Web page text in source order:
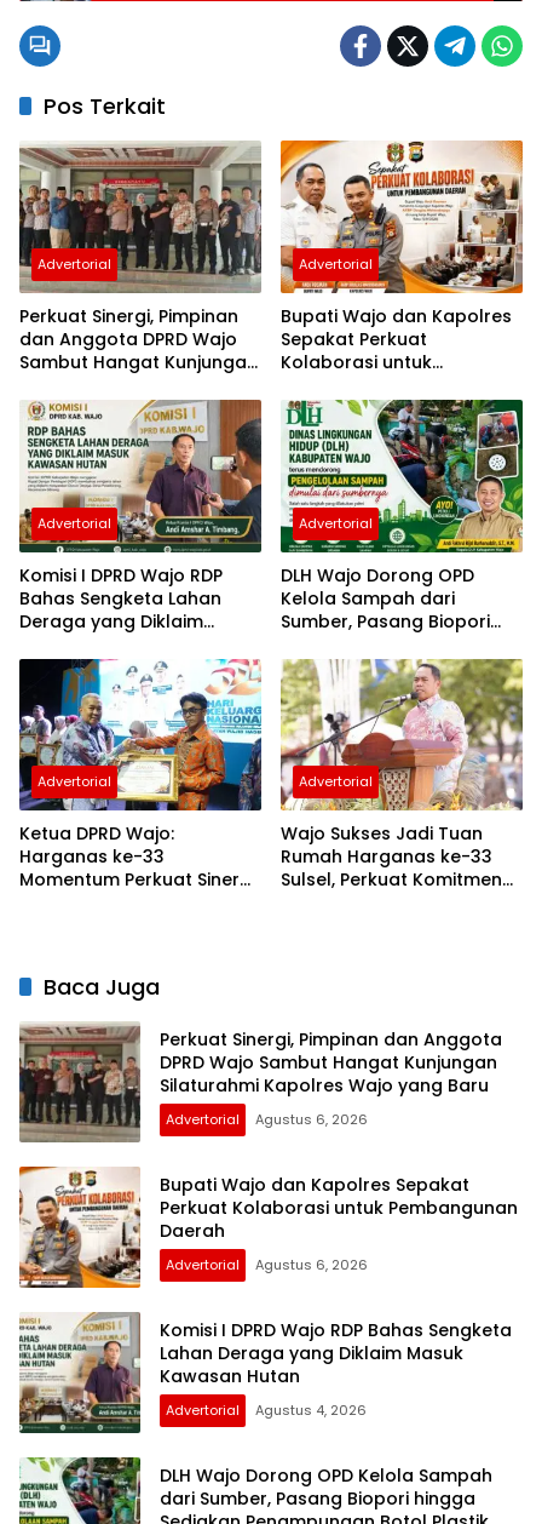
Pos Terkait
Advertorial
Perkuat Sinergi, Pimpinan
dan Anggota DPRD Wajo
Sambut Hangat Kunjungan
yang Baru
Advertorial
Bupati Wajo dan Kapolres
Sepakat Perkuat
Kolaborasi untuk
Advertorial
Komisi I DPRD Wajo RDP
Bahas Sengketa Lahan
Deraga yang Diklaim
Advertorial
DLH Wajo Dorong OPD
Kelola Sampah dari
Sumber, Pasang Biopori
Penampungan Botol
Plastik
Advertorial
Ketua DPRD Wajo:
Harganas ke-33
Momentum Perkuat Sinergi
Advertorial
Wajo Sukses Jadi Tuan
Rumah Harganas ke-33
Sulsel, Perkuat Komitmen
Baca Juga
Perkuat Sinergi, Pimpinan dan Anggota
DPRD Wajo Sambut Hangat Kunjungan
Silaturahmi Kapolres Wajo yang Baru
Advertorial Agustus 6, 2026
Bupati Wajo dan Kapolres Sepakat
Perkuat Kolaborasi untuk Pembangunan
Daerah
Advertorial Agustus 6, 2026
Komisi I DPRD Wajo RDP Bahas Sengketa
Lahan Deraga yang Diklaim Masuk
Kawasan Hutan
Advertorial Agustus 4, 2026
DLH Wajo Dorong OPD Kelola Sampah
dari Sumber, Pasang Biopori hingga